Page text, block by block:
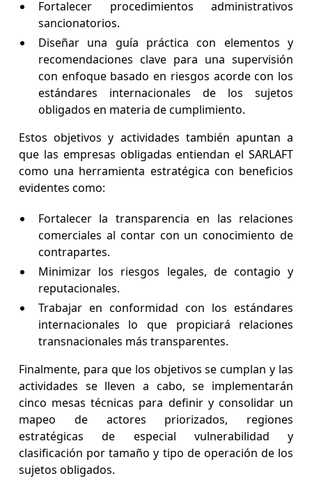
Fortalecer procedimientos administrativos
sancionatorios.
Diseñar una guía práctica con elementos y
recomendaciones clave para una supervisión
con enfoque basado en riesgos acorde con los
estándares internacionales de los sujetos
obligados en materia de cumplimiento.
Estos objetivos y actividades también apuntan a
que las empresas obligadas entiendan el SARLAFT
como una herramienta estratégica con beneficios
evidentes como:
Fortalecer la transparencia en las relaciones
comerciales al contar con un conocimiento de
contrapartes.
Minimizar los riesgos legales, de contagio y
reputacionales.
Trabajar en conformidad con los estándares
internacionales lo que propiciará relaciones
transnacionales más transparentes.
Finalmente, para que los objetivos se cumplan y las
actividades se lleven a cabo, se implementarán
cinco mesas técnicas para definir y consolidar un
mapeo de actores priorizados, regiones
estratégicas de especial vulnerabilidad y
clasificación por tamaño y tipo de operación de los
sujetos obligados.